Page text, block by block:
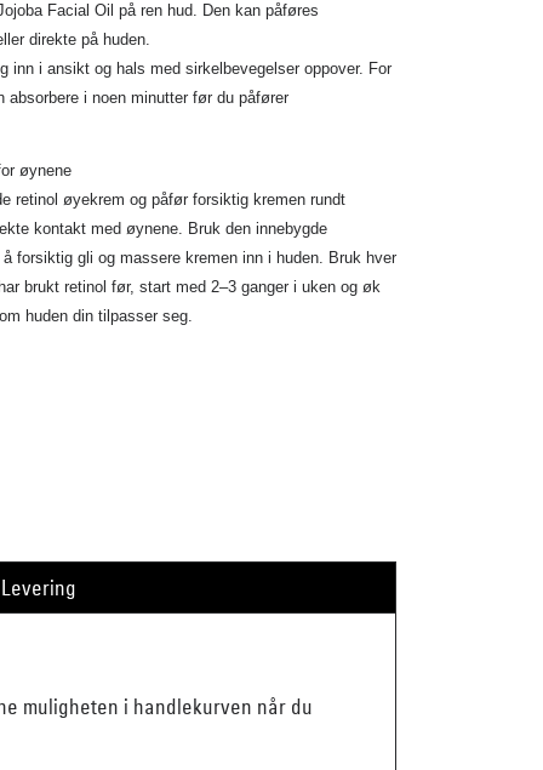
Facial Oil på ren hud. Den kan påføres
direkte på huden.
inn i ansikt og hals med sirkelbevegelser oppover. For
absorbere i noen minutter før du påfører
øynene
retinol øyekrem og påfør forsiktig kremen rundt
kontakt med øynene. Bruk den innebygde
forsiktig gli og massere kremen inn i huden. Bruk hver
brukt retinol før, start med 2–3 ganger i uken og øk
huden din tilpasser seg.
Levering
muligheten i handlekurven når du